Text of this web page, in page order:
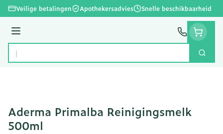
Ga naar de inhoud
Veilige betalingen Apothekersadvies Snelle beschikbaarheid
Menu
Product, merk, categorie...
Zoek
Aderma Primalba Reinigingsmelk
500ml